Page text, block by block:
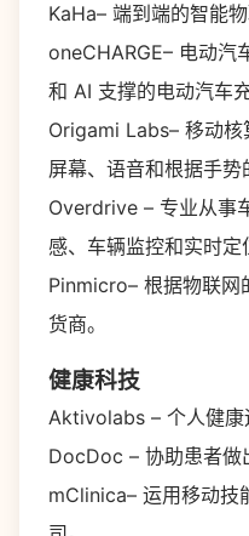
KaHa– 端到端的智能
oneCHARGE– 电动汽
和 AI 支撑的电动汽车
Origami Labs– 移动
屏幕、语音和根据手势
Overdrive – 专业从事
感、车辆监控和实时定
Pinmicro– 根据物联网
货商。
健康科技
Aktivolabs – 个人健康
DocDoc – 协助患者做
mClinica– 运用移动技